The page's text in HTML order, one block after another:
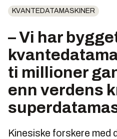
KVANTEDATAMASKINER
– Vi har
ti millioner
enn verdens
Kinesiske forskere med